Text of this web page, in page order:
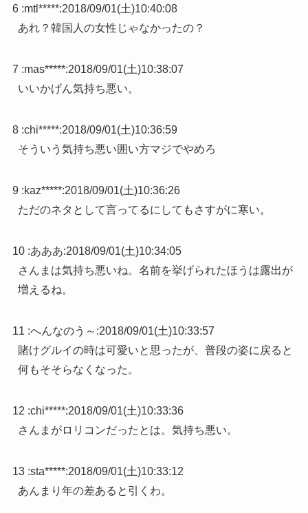
6 :mtl*****:2018/09/01(土)10:40:08
あれ？韓国人の女性じゃなかったの？
7 :mas*****:2018/09/01(土)10:38:07
いいかげん気持ち悪い。
8 :chi*****:2018/09/01(土)10:36:59
そういう気持ち悪い囲い方マジでやめろ
9 :kaz*****:2018/09/01(土)10:36:26
ただのネタとして言ってるにしてもさすがに寒い。
10 :あああ:2018/09/01(土)10:34:05
さんまは気持ち悪いね。名前を挙げられたほうは露出が
増えるね。
11 :へんなのう～ :2018/09/01(土)10:33:57
賭けグルイの時は可愛いと思ったが、普段の姿に戻ると
何もそそらなくなった。
12 :chi*****:2018/09/01(土)10:33:36
さんまがロリコンだったとは。気持ち悪い。
13 :sta*****:2018/09/01(土)10:33:12
あんまり年の差あると引くわ。